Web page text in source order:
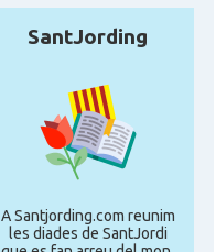
SantJording
A Santjording.com reunim
les diades de SantJordi